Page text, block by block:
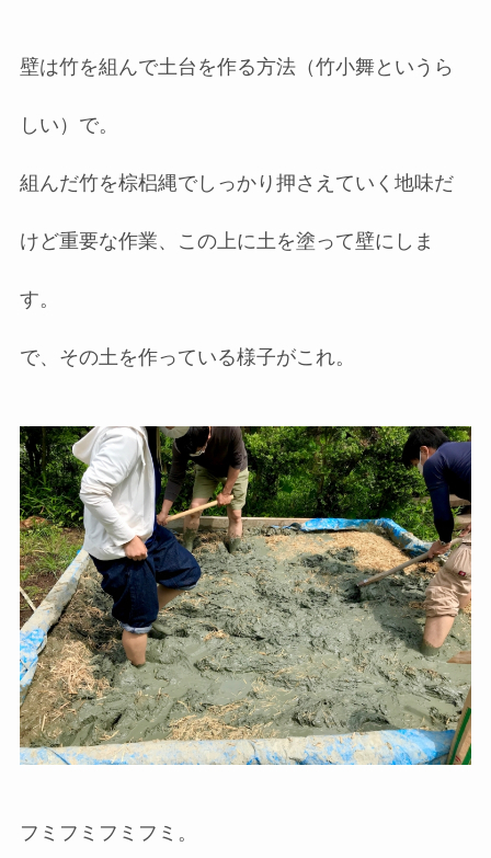
壁は竹を組んで土台を作る方法（竹小舞というら
しい）で。
組んだ竹を棕梠縄でしっかり押さえていく地味だ
けど重要な作業、この上に土を塗って壁にしま
す。
で、その土を作っている様子がこれ。
フミフミフミフミ。